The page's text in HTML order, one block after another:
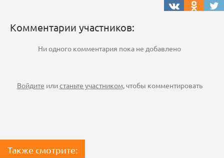
Комментарии участников:
Ни одного комментария пока не добавлено
Войдите илистаньте участником, чтобы комментировать
Также смотрите: